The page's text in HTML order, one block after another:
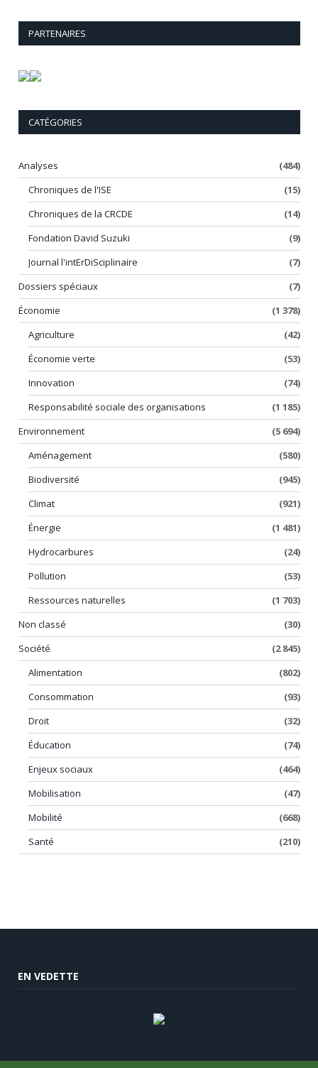
PARTENAIRES
CATÉGORIES
Analyses
(484)
Chroniques de l'ISE
(15)
Chroniques de la CRCDE
(14)
Fondation David Suzuki
(9)
Journal l'intErDiSciplinaire
(7)
Dossiers spéciaux
(7)
Économie
(1 378)
Agriculture
(42)
Économie verte
(53)
Innovation
(74)
Responsabilité sociale des organisations
(1 185)
Environnement
(5 694)
Aménagement
(580)
Biodiversité
(945)
Climat
(921)
Énergie
(1 481)
Hydrocarbures
(24)
Pollution
(53)
Ressources naturelles
(1 703)
Non classé
(30)
Société
(2 845)
Alimentation
(802)
Consommation
(93)
Droit
(32)
Éducation
(74)
Enjeux sociaux
(464)
Mobilisation
(47)
Mobilité
(668)
Santé
(210)
EN VEDETTE